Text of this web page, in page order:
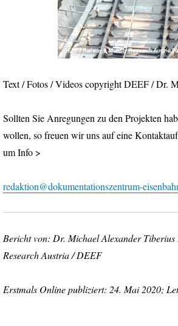
Text / Fotos / Videos copyright DEEF / Dr.
Sollten Sie Anregungen zu den Projekten
wollen, so freuen wir uns auf eine
um Info >
redaktion@dokumentationszentrum-
Bericht von: Dr. Michael Alexander
Research Austria / DEEF
Erstmals Online publiziert: 24. Mai 2020;